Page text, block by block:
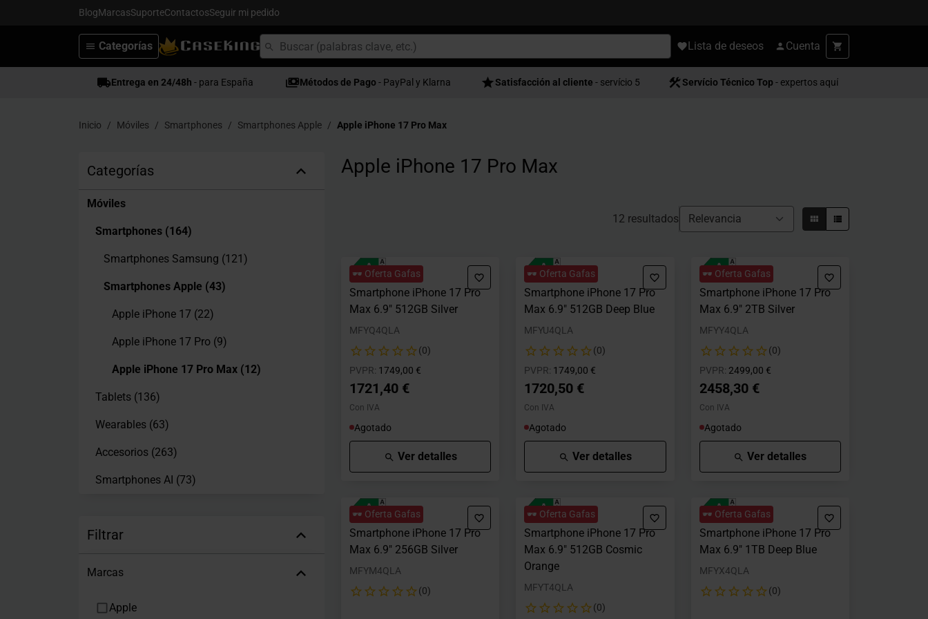
BlogMarcasSuporteContactosSeguir mi pedido
Lista de deseos Cuenta
Categorías
Entrega en 24/48h - para España Métodos de Pago - PayPal y Klarna Satisfacción al cliente - servício 5 Servício Técnico Top - expertos aquí
Inicio Móviles Smartphones Smartphones Apple Apple iPhone 17 Pro Max
Categorías
Móviles
Smartphones (164)
Smartphones Samsung (121)
Smartphones Apple (43)
Apple iPhone 17 (22)
Apple iPhone 17 Pro (9)
Apple iPhone 17 Pro Max (12)
Tablets (136)
Wearables (63)
Accesorios (263)
Smartphones AI (73)
Filtrar
Marcas
Apple
Apple iPhone 17 Pro Max
12 resultados
🕶️ Oferta Gafas
Smartphone iPhone 17 Pro
Max 6.9" 512GB Silver
MFYQ4QLA
(0)
PVPR: Precio rebajado desde
1749,00 €
1721,40 €
Con IVA
Agotado
Ver detalles
🕶️ Oferta Gafas
Smartphone iPhone 17 Pro
Max 6.9" 512GB Deep Blue
MFYU4QLA
(0)
PVPR: Precio rebajado desde
1749,00 €
1720,50 €
Con IVA
Agotado
Ver detalles
🕶️ Oferta Gafas
Smartphone iPhone 17 Pro
Max 6.9" 2TB Silver
MFYY4QLA
(0)
PVPR: Precio rebajado desde
2499,00 €hasta
2458,30 €
Con IVA
Agotado
Ver detalles
🕶️ Oferta Gafas
Smartphone iPhone 17 Pro
Max 6.9" 256GB Silver
MFYM4QLA
(0)
🕶️ Oferta Gafas
Smartphone iPhone 17 Pro
Max 6.9" 512GB Cosmic
Orange
MFYT4QLA
(0)
🕶️ Oferta Gafas
Smartphone iPhone 17 Pro
Max 6.9" 1TB Deep Blue
MFYX4QLA
(0)